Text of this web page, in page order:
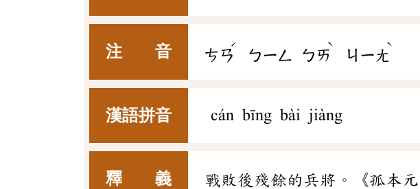
注 音 ㄘㄢ
ˊ
ㄅㄧㄥ ㄅㄞ
ˋ
ㄐㄧㄤ
ˋ
漢語拼音 cán bīng bài jiàng
釋 義 戰敗後殘餘的兵將。《孤本